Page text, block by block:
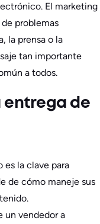
El marketing
problemas
la prensa o la
tan importante
a todos.
entrega de
la clave para
de cómo maneje sus
un vendedor a